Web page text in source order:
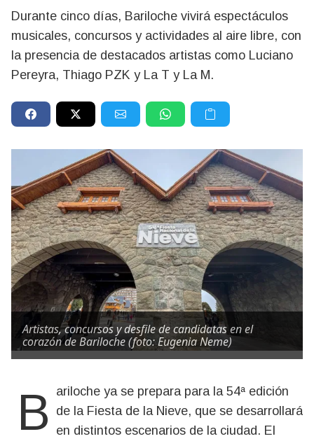
Durante cinco días, Bariloche vivirá espectáculos
musicales, concursos y actividades al aire libre, con
la presencia de destacados artistas como Luciano
Pereyra, Thiago PZK y La T y La M.
Artistas, concursos y desfile de candidatas en el
corazón de Bariloche (foto: Eugenia Neme)
Bariloche ya se prepara para la 54ª edición
de la Fiesta de la Nieve, que se desarrollará
en distintos escenarios de la ciudad. El